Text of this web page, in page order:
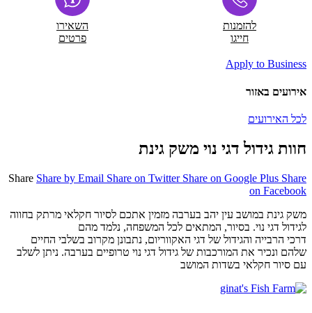
להזמנות
חייגו
השאירו
פרטים
Apply to Business
אירועים באזור
לכל האירועים
חוות גידול דגי נוי משק גינת
Share Share by Email Share on Twitter Share on Google Plus Share
on Facebook
משק גינת במושב עין יהב בערבה מזמין אתכם לסיור חקלאי מרתק בחווה
לגידול דגי נוי. בסיור, המתאים לכל המשפחה, נלמד מהם
דרכי הרבייה והגידול של דגי האקווריום, נתבונן מקרוב בשלבי החיים
שלהם ונכיר את המורכבות של גידול דגי נוי טרופיים בערבה. ניתן לשלב
עם סיור חקלאי בשדות המושב